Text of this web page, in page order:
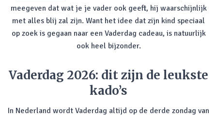
meegeven dat wat je je vader ook geeft, hij waarschijnlijk
met alles blij zal zijn. Want het idee dat zijn kind speciaal
op zoek is gegaan naar een Vaderdag cadeau, is natuurlijk
ook heel bijzonder.
Vaderdag 2026: dit zijn de leukste
kado’s
In Nederland wordt Vaderdag altijd op de derde zondag van